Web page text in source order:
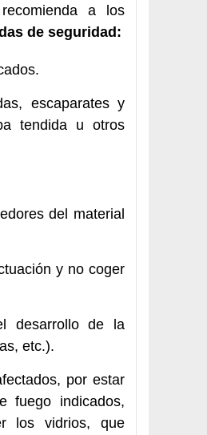
a los
de seguridad:
escaparates y
tendida u otros
del material
y no coger
desarrollo de la
etc.).
por estar
fuego indicados,
los vidrios, que